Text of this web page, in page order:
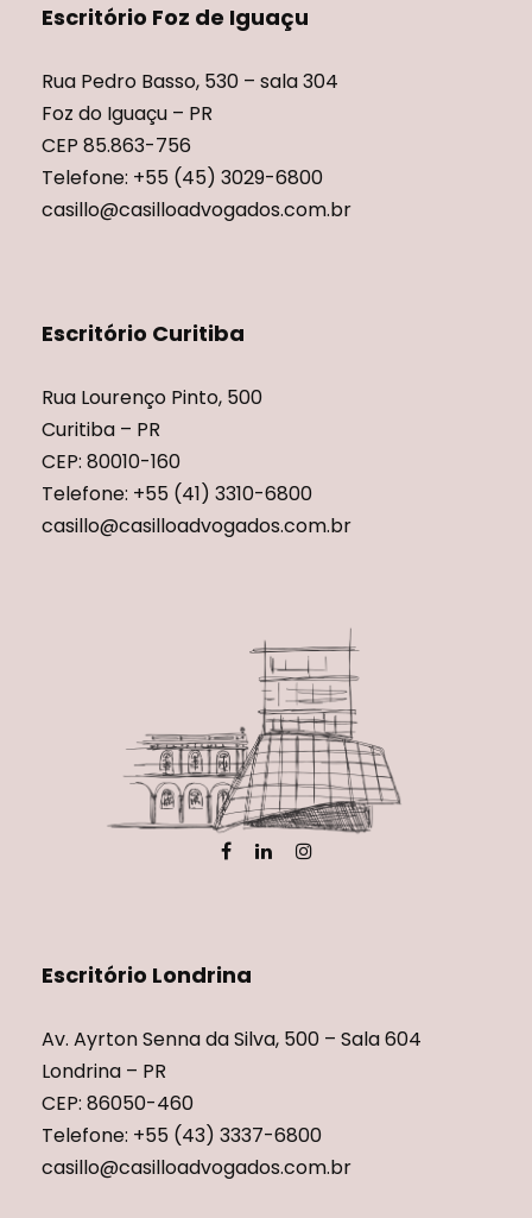
Escritório Foz de Iguaçu
Rua Pedro Basso, 530 – sala 304
Foz do Iguaçu – PR
CEP 85.863-756
Telefone: +55 (45) 3029-6800
casillo@casilloadvogados.com.br
Escritório Curitiba
Rua Lourenço Pinto, 500
Curitiba – PR
CEP: 80010-160
Telefone: +55 (41) 3310-6800
casillo@casilloadvogados.com.br
Escritório Londrina
Av. Ayrton Senna da Silva, 500 – Sala 604
Londrina – PR
CEP: 86050-460
Telefone: +55 (43) 3337-6800
casillo@casilloadvogados.com.br